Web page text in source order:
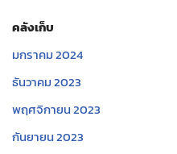
คลังเก็บ
มกราคม 2024
ธันวาคม 2023
พฤศจิกายน 2023
กันยายน 2023